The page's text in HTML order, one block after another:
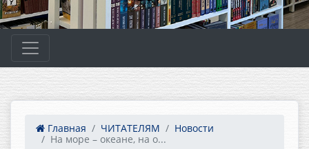
Главная ЧИТАТЕЛЯМ
Новости
На море – океане, на о...